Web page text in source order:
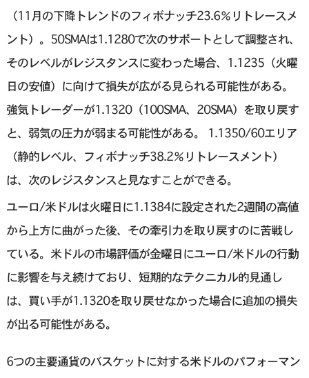
（11月の下降トレンドのフィボナッチ23.6％リトレースメ
ント）。50SMAは1.1280で次のサポートとして調整され、
そのレベルがレジスタンスに変わった場合、1.1235（火曜
日の安値）に向けて損失が広がる見られる可能性がある。
強気トレーダーが1.1320（100SMA、20SMA）を取り戻す
と、弱気の圧力が弱まる可能性がある。 1.1350/60エリア
（静的レベル、フィボナッチ38.2％リトレースメント）
は、次のレジスタンスと見なすことができる。
ユーロ/米ドルは火曜日に1.1384に設定された2週間の高値
から上方に曲がった後、その牽引力を取り戻すのに苦戦し
ている。米ドルの市場評価が金曜日にユーロ/米ドルの行動
に影響を与え続けており、短期的なテクニカル的見通し
は、買い手が1.1320を取り戻せなかった場合に追加の損失
が出る可能性がある。
6つの主要通貨のバスケットに対する米ドルのパフォーマン